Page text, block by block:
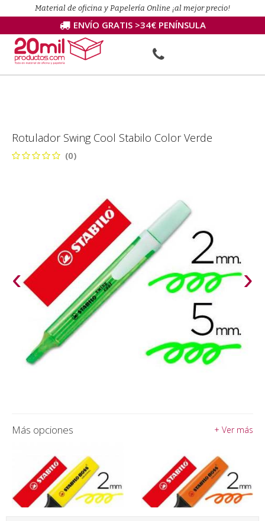
Material de oficina y Papelería Online ¡al mejor precio!
ENVÍO GRATIS >34€ PENÍNSULA
Rotulador Swing Cool Stabilo Color Verde
(0)
‹ ›
Más opciones + Ver más